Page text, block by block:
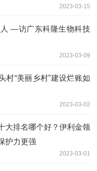
2023-03-15
人 —访广东科隆生物科技
2023-03-09
村“美丽乡村”建设烂账如
2023-03-02
大排名哪个好？伊利金领
护力更强
2023-03-01